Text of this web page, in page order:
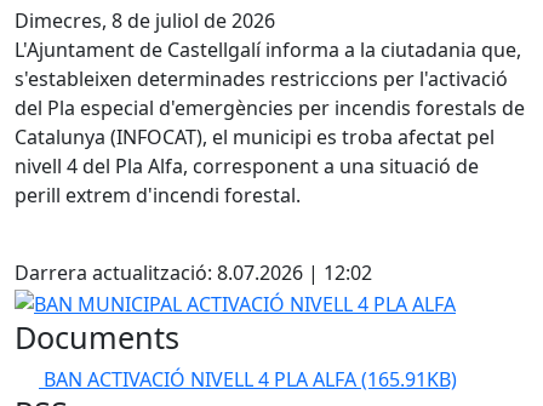
Dimecres, 8 de juliol de 2026
L'Ajuntament de Castellgalí informa a la ciutadania que,
s'estableixen determinades restriccions per l'activació
del Pla especial d'emergències per incendis forestals de
Catalunya (INFOCAT), el municipi es troba afectat pel
nivell 4 del Pla Alfa, corresponent a una situació de
perill extrem d'incendi forestal.
Darrera actualització: 8.07.2026 | 12:02
BAN MUNICIPAL ACTIVACIÓ NIVELL 4 PLA ALFA
Documents
BAN ACTIVACIÓ NIVELL 4 PLA ALFA(165.91KB)